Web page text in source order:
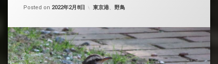
Posted on 2022年2月8日
Updated on
by nobue
カテゴリー:
東京港、 野鳥